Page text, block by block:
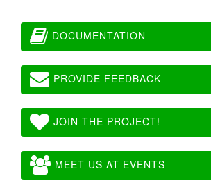
DOCUMENTATION
PROVIDE FEEDBACK
JOIN THE PROJECT!
MEET US AT EVENTS